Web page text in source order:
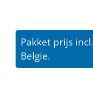
Pakket prijs
Belgie.